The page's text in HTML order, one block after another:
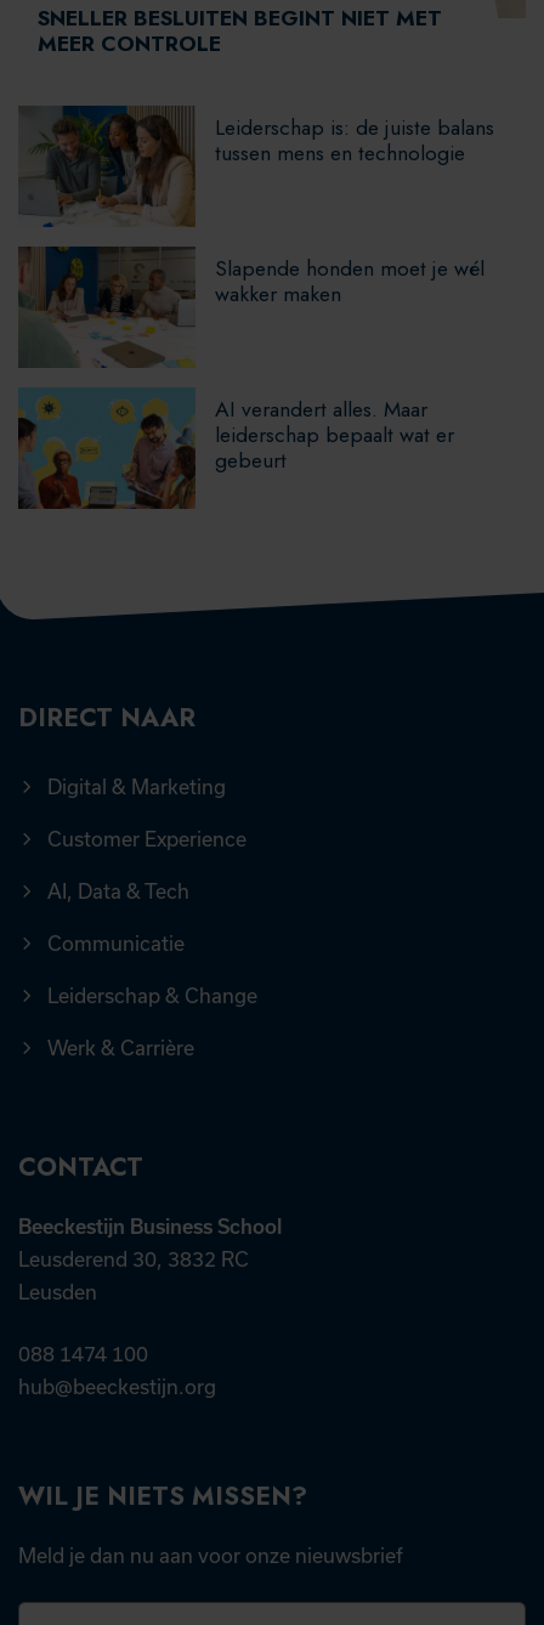
SNELLER BESLUITEN BEGINT NIET MET
MEER CONTROLE
Leiderschap is: de juiste balans
tussen mens en technologie
Slapende honden moet je wél
wakker maken
AI verandert alles. Maar
leiderschap bepaalt wat er
gebeurt
DIRECT NAAR
Digital & Marketing
Customer Experience
AI, Data & Tech
Communicatie
Leiderschap & Change
Werk & Carrière
CONTACT
Beeckestijn Business School
Leusderend 30, 3832 RC
Leusden
088 1474 100
hub@beeckestijn.org
WIL JE NIETS MISSEN?
Meld je dan nu aan voor onze nieuwsbrief